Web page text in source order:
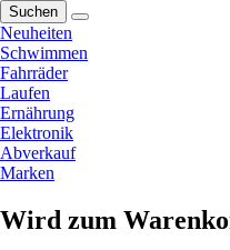
Suchen
Neuheiten
Schwimmen
Fahrräder
Laufen
Ernährung
Elektronik
Abverkauf
Marken
Wird zum